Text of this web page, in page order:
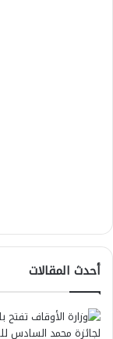
أحدث المقالات